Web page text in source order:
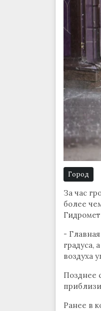
Город
За час
более
-
градуса,
воздуха
Позднее
Ранее в